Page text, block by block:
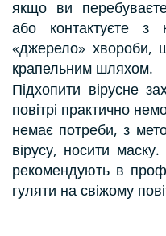
якщо ви
або контактуєте
«джерело» хвороби,
крапельним шляхом.
Підхопити вірусне
повітрі практично
немає потреби, з
вірусу, носити
рекомендують в
гуляти на свіжому